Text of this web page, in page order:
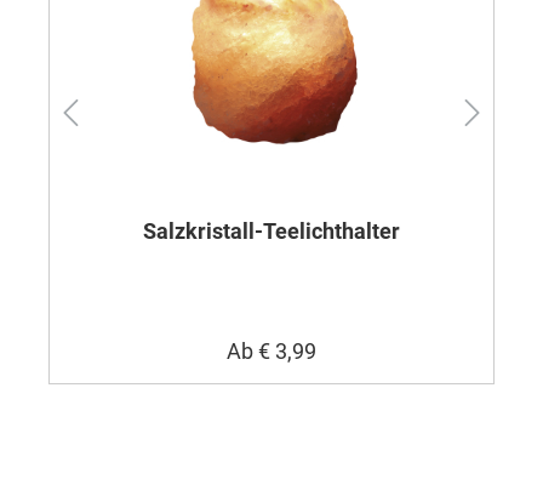
Salzkristall-Teelichthalter
Ab€ 3,99